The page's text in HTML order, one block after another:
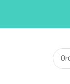
Ara: